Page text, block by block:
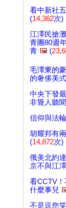
看中新社
(14,362次)
江澤民搶
青團80週
青 🖼️ (
毛澤東的
的奢侈美
中央下發
非聳人聽
信仰與法
胡耀邦有
(14,872次)
俄美北約
京不與江
看CCTV！
什麼事兒
不是逗您